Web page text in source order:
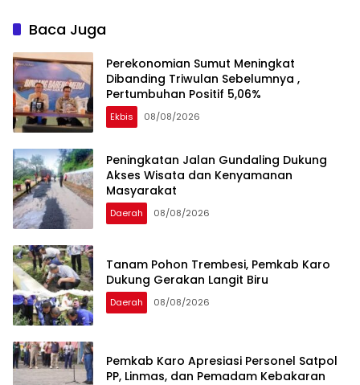
Baca Juga
Perekonomian Sumut Meningkat
Dibanding Triwulan Sebelumnya ,
Pertumbuhan Positif 5,06%
Ekbis 08/08/2026
Peningkatan Jalan Gundaling Dukung
Akses Wisata dan Kenyamanan
Masyarakat
Daerah 08/08/2026
Tanam Pohon Trembesi, Pemkab Karo
Dukung Gerakan Langit Biru
Daerah 08/08/2026
Pemkab Karo Apresiasi Personel Satpol
PP, Linmas, dan Pemadam Kebakaran